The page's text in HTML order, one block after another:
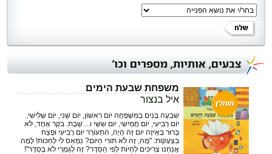
צבעים, אותיות, מספרים וכו'
משפחת שבעת הימים
איל בנצור
שִׁבְעָה בָּנִים בַּמִּשְׁפָּחָה יוֹם רִאשׁוֹן, יוֹם שֵׁנִי, יוֹם שְׁלִישִׁי,
יוֹם רְבִיעִי, יוֹם חֲמִישִׁי, יוֹם שִׁשִּׁי ו... שַׁבָּת. בֹּקֶר אֶחָד, לֹא
בָּרוּר בְּאֵיזֶה יוֹם זֶה הָיָה, הִתְעוֹרֵר יוֹם רְבִיעִי וּפָצַח
בִּצְעָקוֹת: "מָה, זֶה לֹא תּוֹרִי הַיּוֹם? נִמְאַס לִי לְחַכּוֹת! לָמָּה
אֲנַחְנוּ צְרִיכִים לִחְיוֹת לְפִי הַסֵּדֶר? זֶה לְגַמְרֵי לֹא בְּסֵדֶר"!